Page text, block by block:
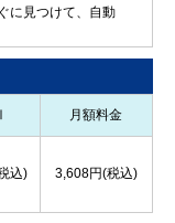
に見つけて、自動
月額料金
込) 3,608円(税込)